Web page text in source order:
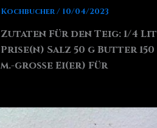
Kochbucher/ 10/04/2023
Zutaten Für den Teig: 1/4
Prise(n) Salz 50 g Butter
m.-große Ei(er) Für